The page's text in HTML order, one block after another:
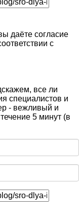
даёте согласие
с
все ли
специалистов и
- вежливый и
5 минут (в